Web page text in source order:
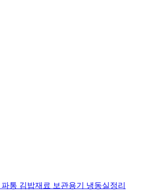
통 김밥재료 보관용기 냉동실정리